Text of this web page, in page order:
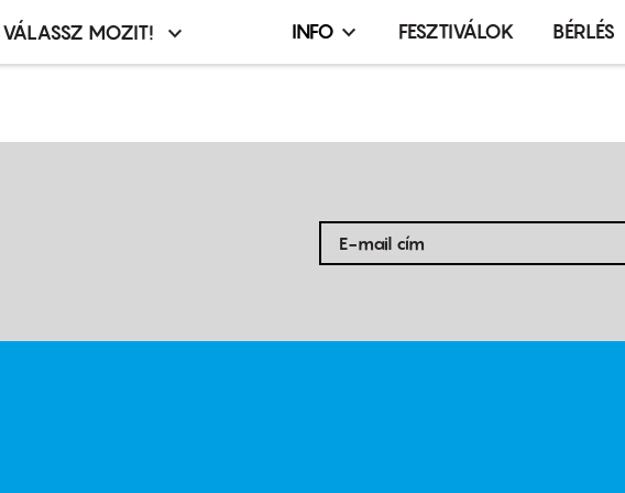
Moziválasztó
VÁLASSZ MOZIT!
Infó,
INFO FESZTIVÁLOK BÉRLÉS